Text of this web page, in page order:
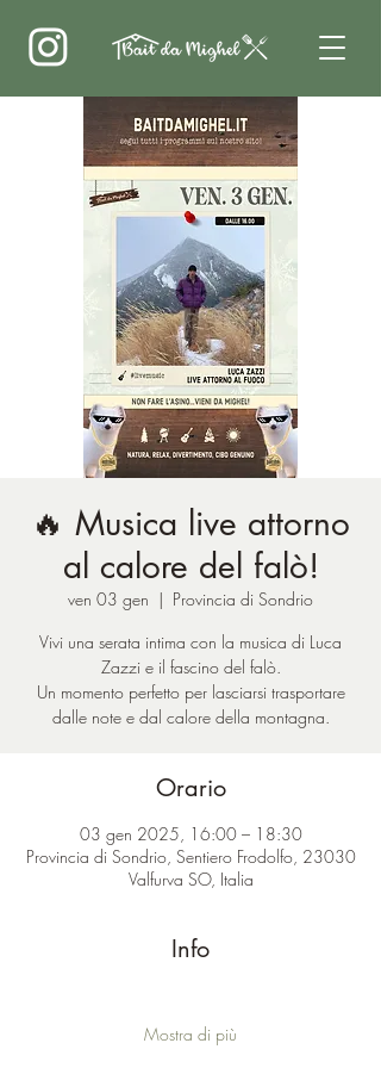
🔥 Musica live attorno
al calore del falò!
ven 03 gen
  |
Provincia di Sondrio
Vivi una serata intima con la musica di Luca
Zazzi e il fascino del falò.
Un momento perfetto per lasciarsi trasportare
dalle note e dal calore della montagna.
Orario
03 gen 2025, 16:00 – 18:30
Provincia di Sondrio, Sentiero Frodolfo, 23030
Valfurva SO, Italia
Info
Mostra di più